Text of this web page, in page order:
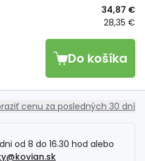
28,35 €
34,87 €
Do košíka
cenu za posledných 30 dní
od 8 do 16.30 hod alebo